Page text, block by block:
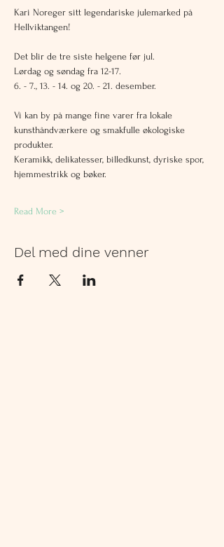
Kari Noreger sitt legendariske julemarked på
Hellviktangen!
Det blir de tre siste helgene før jul.
Lørdag og søndag fra 12-17.
6. - 7., 13. - 14. og 20. - 21. desember.
Vi kan by på mange fine varer fra lokale
kunsthåndværkere og smakfulle økologiske
produkter.
Keramikk, delikatesser, billedkunst, dyriske spor,
hjemmestrikk og bøker.
Read More >
Del med dine venner